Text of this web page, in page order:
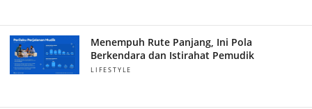
Menempuh Rute Panjang, Ini Pola
Berkendara dan Istirahat Pemudik
LIFESTYLE